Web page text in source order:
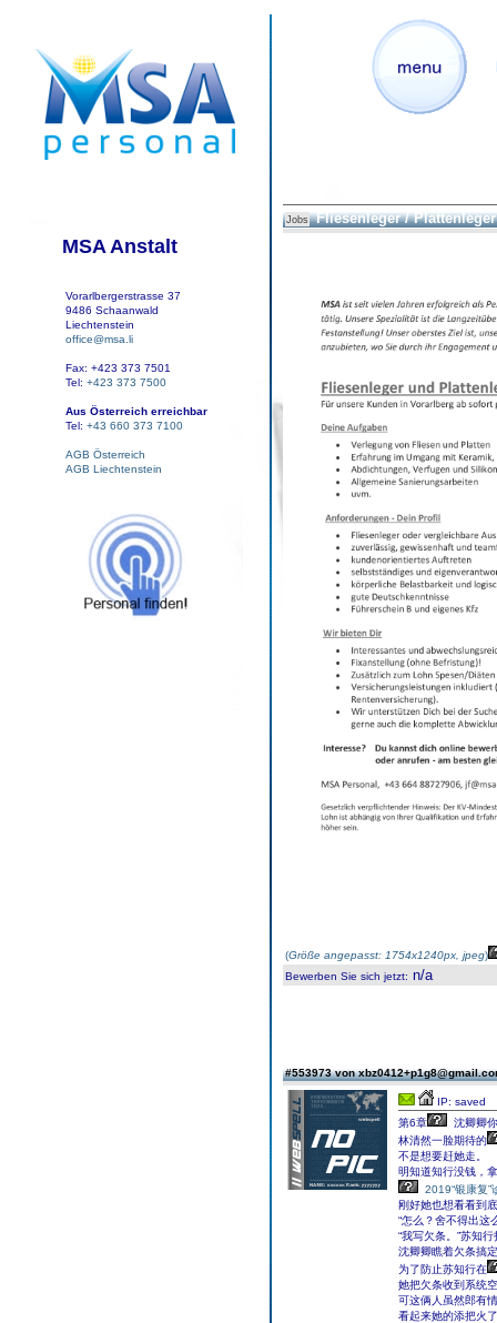
MSA Anstalt
Vorarlbergerstrasse 37
9486 Schaanwald
Liechtenstein
office@msa.li
Fax: +423 373 7501
Tel: +423 373 7500
Aus Österreich erreichbar
Tel: +43 660 373 7100
AGB Österreich
AGB Liechtenstein
Jobs Fliesenleger / Plattenleger
(Größe angepasst: 1754x1240px, jpeg)
Bewerben Sie sich jetzt: n/a
#553973 von
IP: saved
第6章
沈卿卿
林清然一脸期待的
不是想要赶她走。
明知道知行没钱，
2019“银康复”
刚好她也想看看到
“怎么？舍不得出这
“我写欠条。”苏知
沈卿卿瞧着欠条搞
为了防止苏知行在
她把欠条收到系统
可这俩人虽然郎有
看起来她的添把火